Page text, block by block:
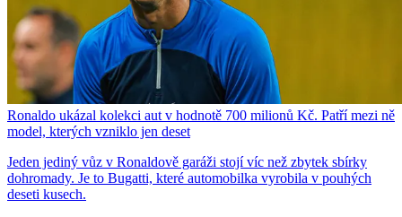
Ronaldo ukázal kolekci aut v hodnotě 700 milionů Kč. Patří mezi ně
model, kterých vzniklo jen deset
Jeden jediný vůz v Ronaldově garáži stojí víc než zbytek sbírky
dohromady. Je to Bugatti, které automobilka vyrobila v pouhých
deseti kusech.